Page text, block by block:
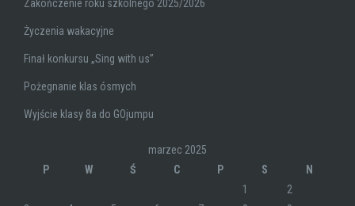
Zakończenie roku szkolnego 2025/2026
Życzenia wakacyjne
Finał konkursu „Sing with us”
Pożegnanie klas ósmych
Wyjście klasy 8a do GOjumpu
marzec 2025
P
W Ś C P S
N
1
2